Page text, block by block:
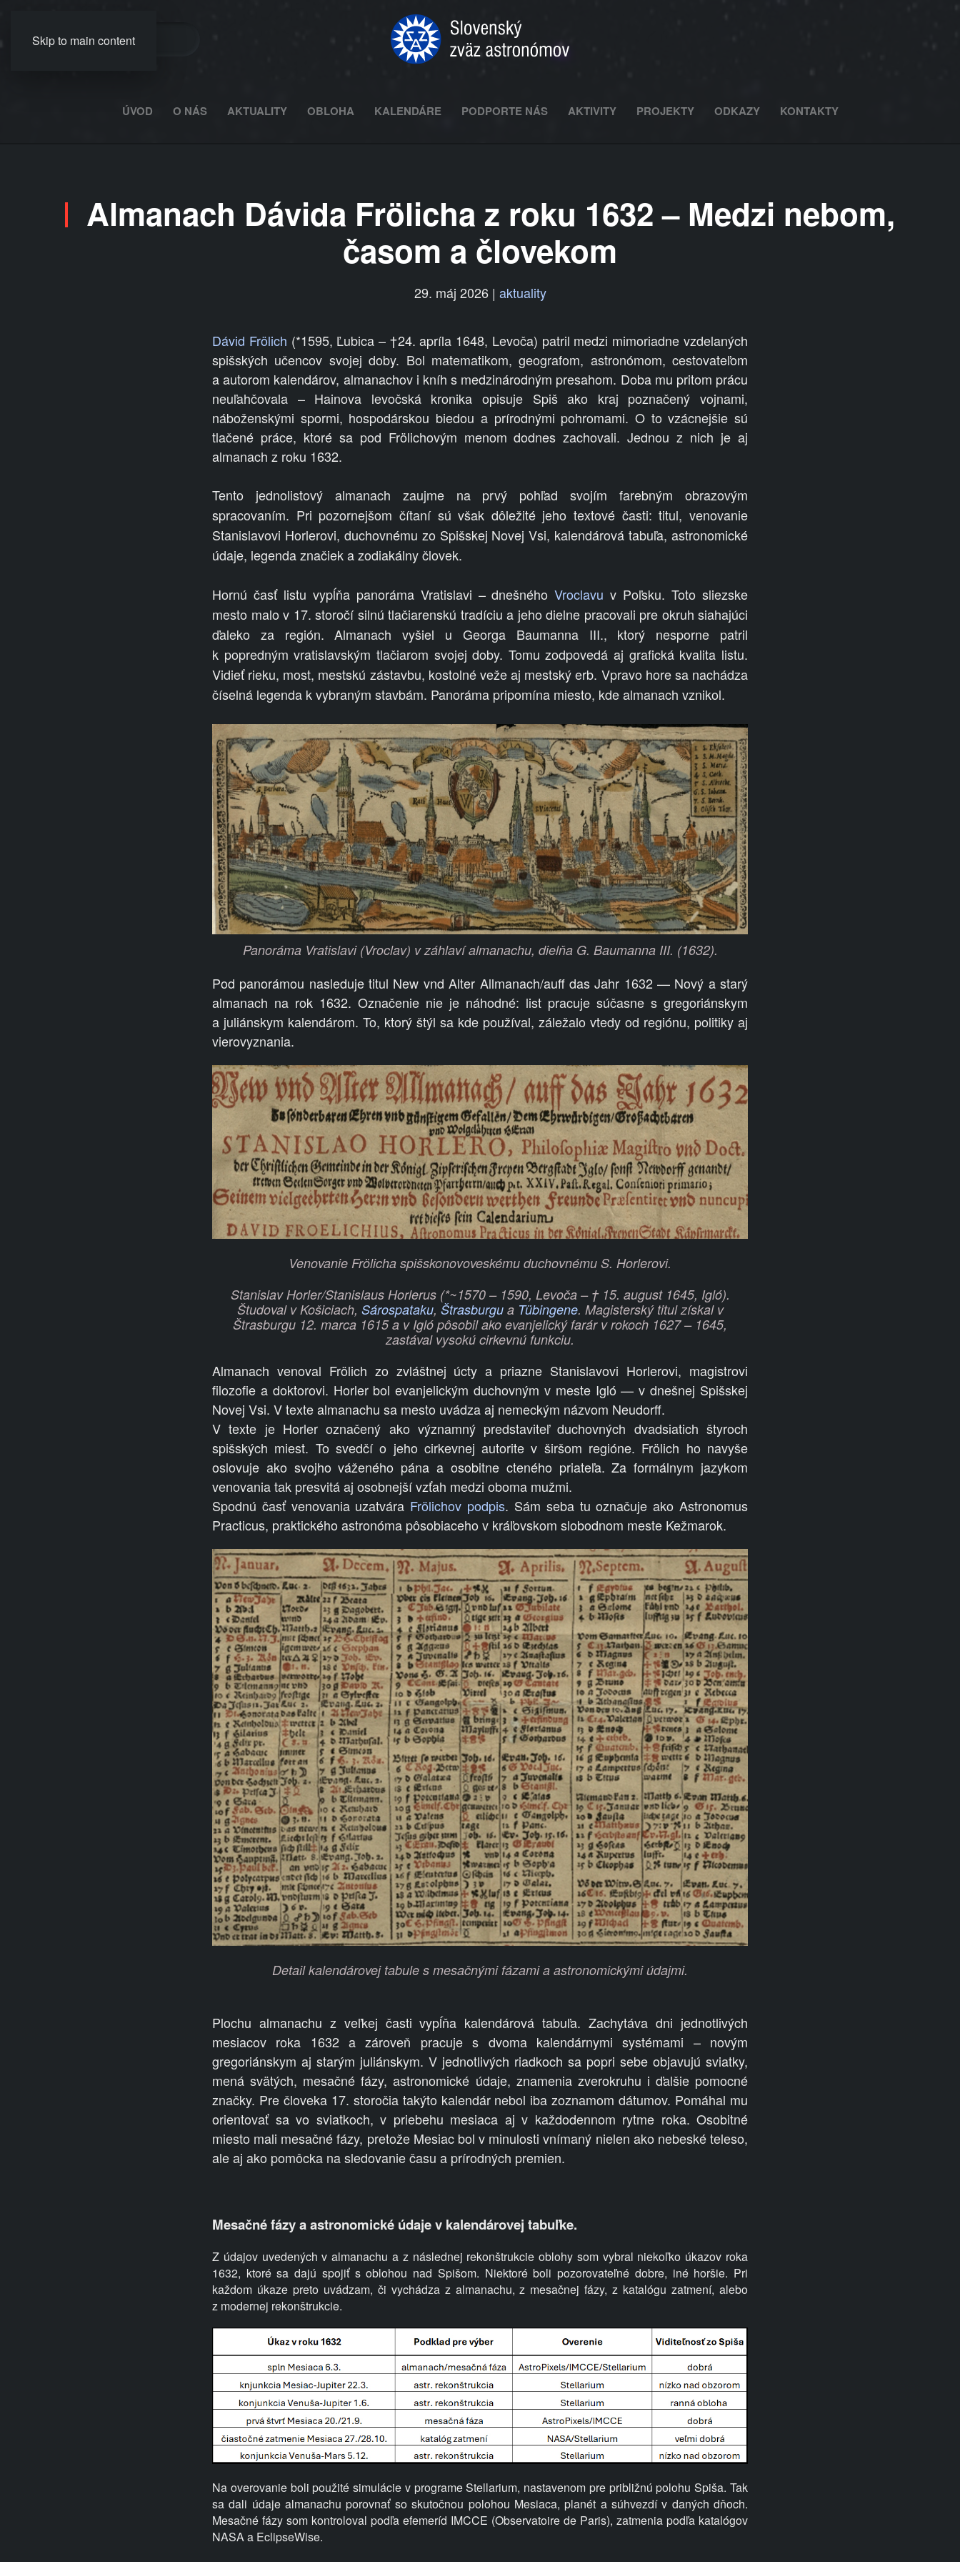
Skip to main content
ÚVOD O NÁS AKTUALITY OBLOHA KALENDÁRE PODPORTE NÁS AKTIVITY PROJEKTY ODKAZY KONTAKTY
Almanach Dávida Frölicha z roku 1632 – Medzi nebom,
časom a človekom
29. máj 2026| aktuality
Dávid Frölich (*1595, Ľubica – †24. apríla 1648, Levoča) patril medzi mimoriadne vzdelaných
spišských učencov svojej doby. Bol matematikom, geografom, astronómom, cestovateľom
aautorom kalendárov, almanachov i kníh s medzinárodným presahom. Doba mu pritom prácu
neuľahčovala – Hainova levočská kronika opisuje Spiš ako kraj poznačený vojnami,
náboženskými spormi, hospodárskou biedou a prírodnými pohromami. O to vzácnejšie sú
tlačené práce, ktoré sa pod Frölichovým menom dodnes zachovali. Jednou z nich je aj
almanach z roku 1632.
Tento jednolistový almanach zaujme na prvý pohľad svojím farebným obrazovým
spracovaním. Pri pozornejšom čítaní sú však dôležité jeho textové časti: titul, venovanie
Stanislavovi Horlerovi, duchovnému zo Spišskej Novej Vsi, kalendárová tabuľa, astronomické
údaje, legenda značiek a zodiakálny človek.
Hornú časť listu vypĺňa panoráma Vratislavi – dnešnéhoVroclavu v Poľsku. Toto sliezske
mesto malo v 17. storočí silnú tlačiarenskú tradíciu a jeho dielne pracovali pre okruh siahajúci
ďaleko za región. Almanach vyšiel u Georga Baumanna III., ktorý nesporne patril
k popredným vratislavským tlačiarom svojej doby. Tomu zodpovedá aj grafická kvalita listu.
Vidieť rieku, most, mestskú zástavbu, kostolné veže aj mestský erb. Vpravo hore sa nachádza
číselná legenda k vybraným stavbám. Panoráma pripomína miesto, kde almanach vznikol.
Panoráma Vratislavi (Vroclav) v záhlaví almanachu, dielňa G. Baumanna III. (1632).
Pod panorámou nasleduje titul New vnd Alter Allmanach/auff das Jahr 1632 — Nový a starý
almanach na rok 1632. Označenie nie je náhodné: list pracuje súčasne s gregoriánskym
a juliánskym kalendárom. To, ktorý štýl sa kde používal, záležalo vtedy od regiónu, politiky aj
vierovyznania.
Venovanie Frölicha spišskonovoveskému duchovnému S. Horlerovi.
Stanislav Horler/Stanislaus Horlerus (*~1570 – 1590, Levoča – † 15. august 1645, Igló).
Študoval v Košiciach, Sárospataku, Štrasburgua Tübingene. Magisterský titul získal v
Štrasburgu 12. marca 1615 a v Igló pôsobil ako evanjelický farár v rokoch 1627 – 1645,
zastával vysokú cirkevnú funkciu.
Almanach venoval Frölich zo zvláštnej úcty a priazne Stanislavovi Horlerovi, magistrovi
filozofie a doktorovi. Horler bol evanjelickým duchovným v meste Igló — v dnešnej Spišskej
Novej Vsi. V texte almanachu sa mesto uvádza aj nemeckým názvom Neudorff.
V texte je Horler označený ako významný predstaviteľ duchovných dvadsiatich štyroch
spišských miest. To svedčí o jeho cirkevnej autorite v širšom regióne. Frölich ho navyše
oslovuje ako svojho váženého pána a osobitne cteného priateľa. Za formálnym jazykom
venovania tak presvitá aj osobnejší vzťah medzi oboma mužmi.
Spodnú časť venovania uzatvára Frölichov podpis. Sám seba tu označuje ako Astronomus
Practicus, praktického astronóma pôsobiaceho v kráľovskom slobodnom meste Kežmarok.
Detail kalendárovej tabule s mesačnými fázami a astronomickými údajmi.
Plochu almanachu z veľkej časti vypĺňa kalendárová tabuľa. Zachytáva dni jednotlivých
mesiacov roka 1632 a zároveň pracuje s dvoma kalendárnymi systémami – novým
gregoriánskym aj starým juliánskym. V jednotlivých riadkoch sa popri sebe objavujú sviatky,
mená svätých, mesačné fázy, astronomické údaje, znamenia zverokruhu i ďalšie pomocné
značky. Pre človeka 17. storočia takýto kalendár nebol iba zoznamom dátumov. Pomáhal mu
orientovať sa vo sviatkoch, v priebehu mesiaca aj v každodennom rytme roka. Osobitné
miesto mali mesačné fázy, pretože Mesiac bol v minulosti vnímaný nielen ako nebeské teleso,
ale aj ako pomôcka na sledovanie času a prírodných premien.
Mesačné fázy a astronomické údaje v kalendárovej tabuľke.
Z údajov uvedených v almanachu a z následnej rekonštrukcie oblohy som vybral niekoľko úkazov roka
1632, ktoré sa dajú spojiť s oblohou nad Spišom. Niektoré boli pozorovateľné dobre, iné horšie. Pri
každom úkaze preto uvádzam, či vychádza z almanachu, z mesačnej fázy, z katalógu zatmení, alebo
z modernej rekonštrukcie.
Na overovanie boli použité simulácie v programe Stellarium, nastavenom pre približnú polohu Spiša. Tak
sa dali údaje almanachu porovnať so skutočnou polohou Mesiaca, planét a súhvezdí v daných dňoch.
Mesačné fázy som kontroloval podľa efemeríd IMCCE (Observatoire de Paris), zatmenia podľa katalógov
NASA a EclipseWise.